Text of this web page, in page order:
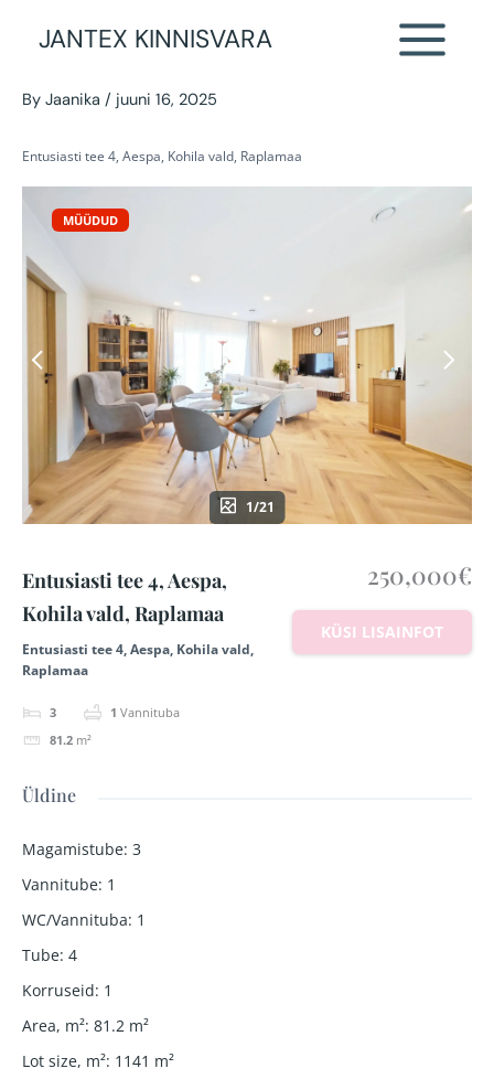
JANTEX KINNISVARA
Kaunis perekodu Tallinnast
vaid 30 km kaugusel
By Jaanika / juuni 16, 2025
Entusiasti tee 4, Aespa, Kohila vald, Raplamaa
MÜÜDUD
1/21
Entusiasti tee 4, Aespa,
Kohila vald, Raplamaa
Entusiasti tee 4, Aespa, Kohila vald,
Raplamaa
3 1 Vannituba
81.2 m²
250,000€
KÜSI LISAINFOT
Üldine
Magamistube: 3
Vannitube: 1
WC/Vannituba: 1
Tube: 4
Korruseid: 1
Area, m²: 81.2 m²
Lot size, m²: 1141 m²